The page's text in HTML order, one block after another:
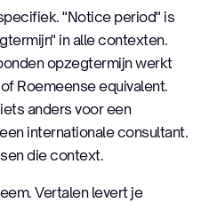
"Notice period" is
in alle contexten.
opzegtermijn werkt
Roemeense equivalent.
anders voor een
internationale consultant.
die context.
Vertalen levert je